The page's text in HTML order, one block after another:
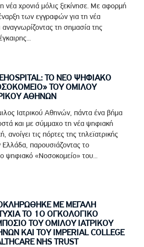
νέα χρονιά μόλις ξεκίνησε. Με αφορμή
των εγγραφών για τη νέα
αναγνωρίζοντας τη σημασία της
ΤΟ ΝΕΟ ΨΗΦΙΑΚΟ
ΤΟΥ ΟΜΙΛΟΥ
ΑΘΗΝΩΝ
Ιατρικού Αθηνών, πάντα ένα βήμα
και με σύμμαχο τη νέα ψηφιακή
ανοίγει τις πόρτες της τηλεϊατρικής
Ελλάδα, παρουσιάζοντας το
ψηφιακό «Νοσοκομείο» του...
ΜΕ ΜΕΓΑΛΗ
ΤΟ 1Ο ΟΓΚΟΛΟΓΙΚΟ
ΤΟΥ ΟΜΙΛΟΥ ΙΑΤΡΙΚΟΥ
ΚΑΙ ΤΟΥ IMPERIAL COLLEGE
NHS TRUST